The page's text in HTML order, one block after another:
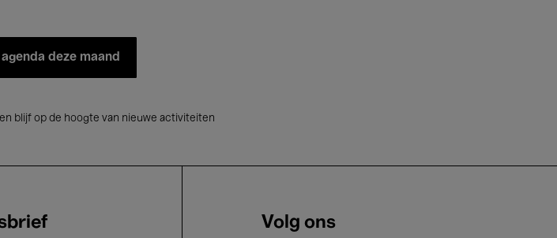
deze maand
blijf op de hoogte van nieuwe activiteiten
Volg ons